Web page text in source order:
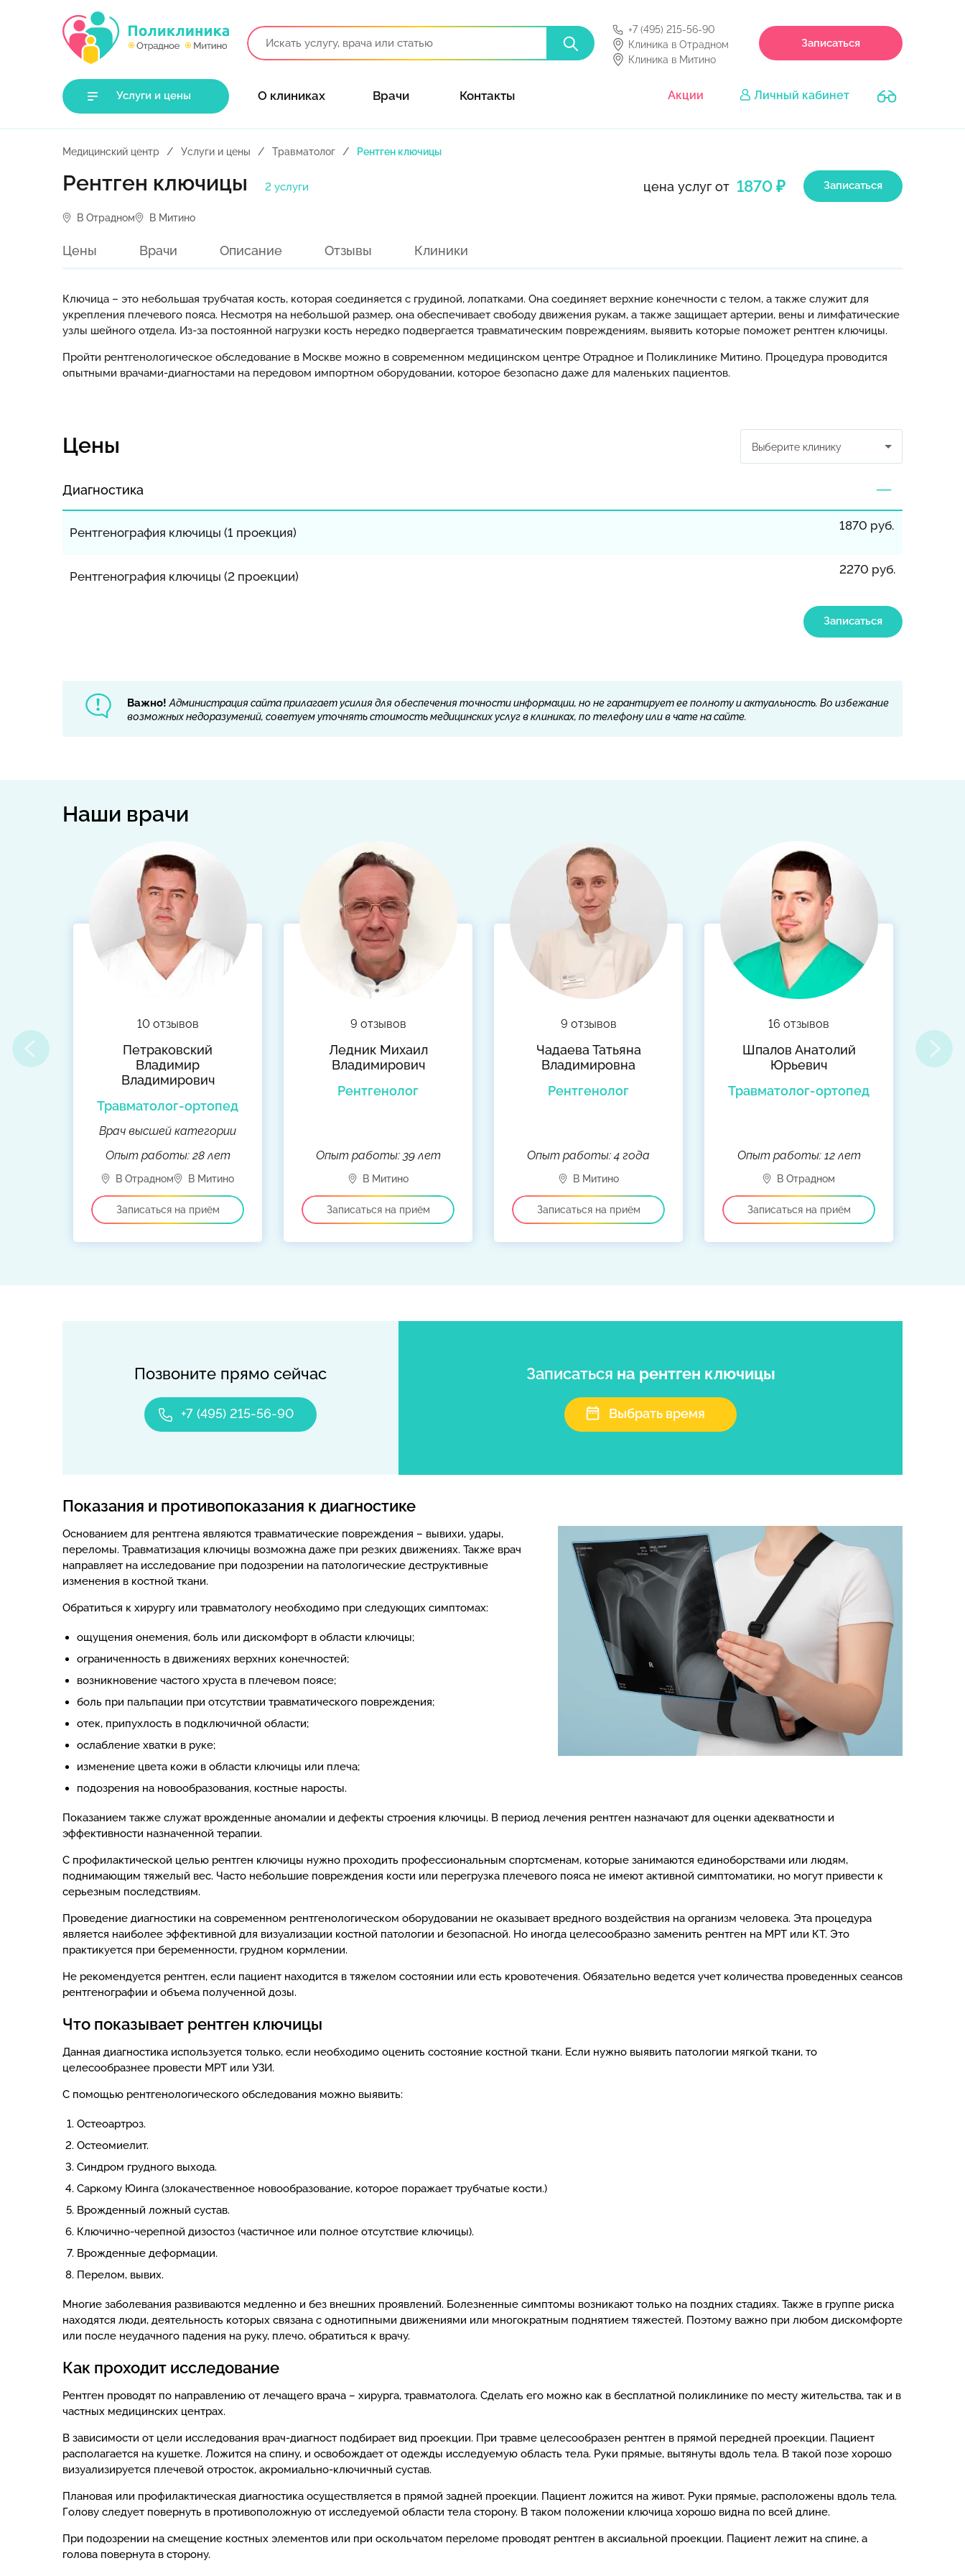
+7 (495) 215-56-90
Клиника в Отрадном
Клиника в Митино
Записаться
Услуги и цены О клиниках Врачи Контакты Акции Личный кабинет
Медицинский центр Услуги и цены Травматолог Рентген ключицы
цена услуг от 1870 ₽ Записаться
Рентген ключицы 2 услуги
В Отрадном В Митино
Цены Врачи Описание Отзывы Клиники
Ключица – это небольшая трубчатая кость, которая соединяется с грудиной, лопатками. Она соединяет верхние конечности с телом, а также служит для
укрепления плечевого пояса. Несмотря на небольшой размер, она обеспечивает свободу движения рукам, а также защищает артерии, вены и лимфатические
узлы шейного отдела. Из-за постоянной нагрузки кость нередко подвергается травматическим повреждениям, выявить которые поможет рентген ключицы.
Пройти рентгенологическое обследование в Москве можно в современном медицинском центре Отрадное и Поликлинике Митино. Процедура проводится
опытными врачами-диагностами на передовом импортном оборудовании, которое безопасно даже для маленьких пациентов.
Цены Выберите клинику
Диагностика
Рентгенография ключицы (1 проекция) 1870 руб.
Рентгенография ключицы (2 проекции) 2270 руб.
Записаться
Важно! Администрация сайта прилагает усилия для обеспечения точности информации, но не гарантирует ее полноту и актуальность. Во избежание
возможных недоразумений, советуем уточнять стоимость медицинских услуг в клиниках, по телефону или в чате на сайте.
Наши врачи
10 отзывов
Петраковский
Владимир
Владимирович
Травматолог-ортопед
Врач высшей категории
Опыт работы: 28 лет
9 отзывов
Ледник Михаил
Владимирович
Рентгенолог
Опыт работы: 39 лет
9 отзывов
Чадаева Татьяна
Владимировна
Рентгенолог
Опыт работы: 4 года
16 отзывов
Шпалов Анатолий
Юрьевич
Травматолог-ортопед
Опыт работы: 12 лет
Позвоните прямо сейчас
+7 (495) 215-56-90
Записаться на рентген ключицы
Выбрать время
Показания и противопоказания к диагностике
Основанием для рентгена являются травматические повреждения – вывихи, удары,
переломы. Травматизация ключицы возможна даже при резких движениях. Также врач
направляет на исследование при подозрении на патологические деструктивные
изменения в костной ткани.
Обратиться к хирургу или травматологу необходимо при следующих симптомах:
ощущения онемения, боль или дискомфорт в области ключицы;
ограниченность в движениях верхних конечностей;
возникновение частого хруста в плечевом поясе;
боль при пальпации при отсутствии травматического повреждения;
отек, припухлость в подключичной области;
ослабление хватки в руке;
изменение цвета кожи в области ключицы или плеча;
подозрения на новообразования, костные наросты.
Показанием также служат врожденные аномалии и дефекты строения ключицы. В период лечения рентген назначают для оценки адекватности и
эффективности назначенной терапии.
С профилактической целью рентген ключицы нужно проходить профессиональным спортсменам, которые занимаются единоборствами или людям,
поднимающим тяжелый вес. Часто небольшие повреждения кости или перегрузка плечевого пояса не имеют активной симптоматики, но могут привести к
серьезным последствиям.
Проведение диагностики на современном рентгенологическом оборудовании не оказывает вредного воздействия на организм человека. Эта процедура
является наиболее эффективной для визуализации костной патологии и безопасной. Но иногда целесообразно заменить рентген на МРТ или КТ. Это
практикуется при беременности, грудном кормлении.
Не рекомендуется рентген, если пациент находится в тяжелом состоянии или есть кровотечения. Обязательно ведется учет количества проведенных сеансов
рентгенографии и объема полученной дозы.
Что показывает рентген ключицы
Данная диагностика используется только, если необходимо оценить состояние костной ткани. Если нужно выявить патологии мягкой ткани, то
целесообразнее провести МРТ или УЗИ.
С помощью рентгенологического обследования можно выявить:
Остеоартроз.
Остеомиелит.
Синдром грудного выхода.
Саркому Юинга (злокачественное новообразование, которое поражает трубчатые кости.)
Врожденный ложный сустав.
Ключично-черепной дизостоз (частичное или полное отсутствие ключицы).
Врожденные деформации.
Перелом, вывих.
Многие заболевания развиваются медленно и без внешних проявлений. Болезненные симптомы возникают только на поздних стадиях. Также в группе риска
находятся люди, деятельность которых связана с однотипными движениями или многократным поднятием тяжестей. Поэтому важно при любом дискомфорте
или после неудачного падения на руку, плечо, обратиться к врачу.
Как проходит исследование
Рентген проводят по направлению от лечащего врача – хирурга, травматолога. Сделать его можно как в бесплатной поликлинике по месту жительства, так и в
частных медицинских центрах.
В зависимости от цели исследования врач-диагност подбирает вид проекции. При травме целесообразен рентген в прямой передней проекции. Пациент
располагается на кушетке. Ложится на спину, и освобождает от одежды исследуемую область тела. Руки прямые, вытянуты вдоль тела. В такой позе хорошо
визуализируется плечевой отросток, акромиально-ключичный сустав.
Плановая или профилактическая диагностика осуществляется в прямой задней проекции. Пациент ложится на живот. Руки прямые, расположены вдоль тела.
Голову следует повернуть в противоположную от исследуемой области тела сторону. В таком положении ключица хорошо видна по всей длине.
При подозрении на смещение костных элементов или при оскольчатом переломе проводят рентген в аксиальной проекции. Пациент лежит на спине, а
голова повернута в сторону.